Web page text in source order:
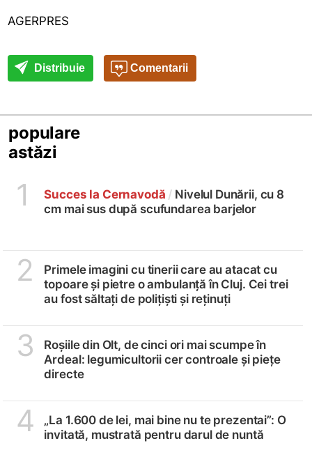
AGERPRES
Distribuie Comentarii
populare
astăzi
1 Succes la Cernavodă / Nivelul Dunării, cu 8
cm mai sus după scufundarea barjelor
2
Primele imagini cu tinerii care au atacat cu
topoare și pietre o ambulanță în Cluj. Cei trei
au fost săltați de polițiști și reținuți
3
Roșiile din Olt, de cinci ori mai scumpe în
Ardeal: legumicultorii cer controale și piețe
directe
4
„La 1.600 de lei, mai bine nu te prezentai”: O
invitată, mustrată pentru darul de nuntă